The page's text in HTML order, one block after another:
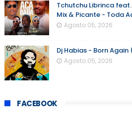
Tchutchu Librinca
Mix & Picante - Toda
Agosto 05, 2026
Dj Habias - Born Again
Agosto 05, 2026
FACEBOOK